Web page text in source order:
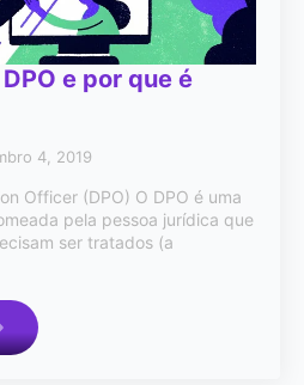
e por que é
4, 2019
Officer (DPO) O DPO é uma
pela pessoa jurídica que
ser tratados (a